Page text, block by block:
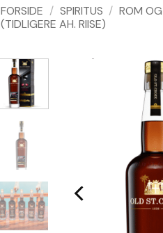
FORSIDE / SPIRITUS / ROM
(TIDLIGERE AH. RIISE)